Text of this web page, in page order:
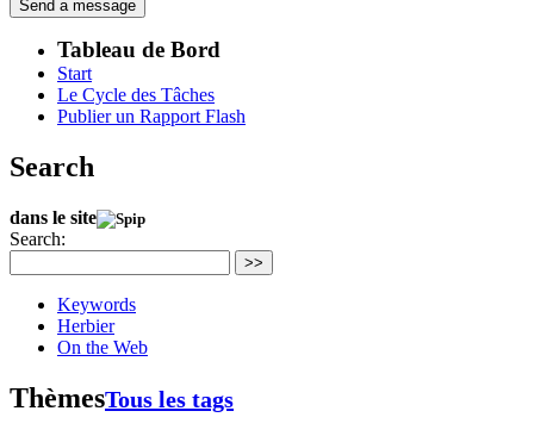
Tableau de Bord
Start
Le Cycle des Tâches
Publier un Rapport Flash
Search
dans le site
Search:
>>
Keywords
Herbier
On the Web
ThèmesTous les tags